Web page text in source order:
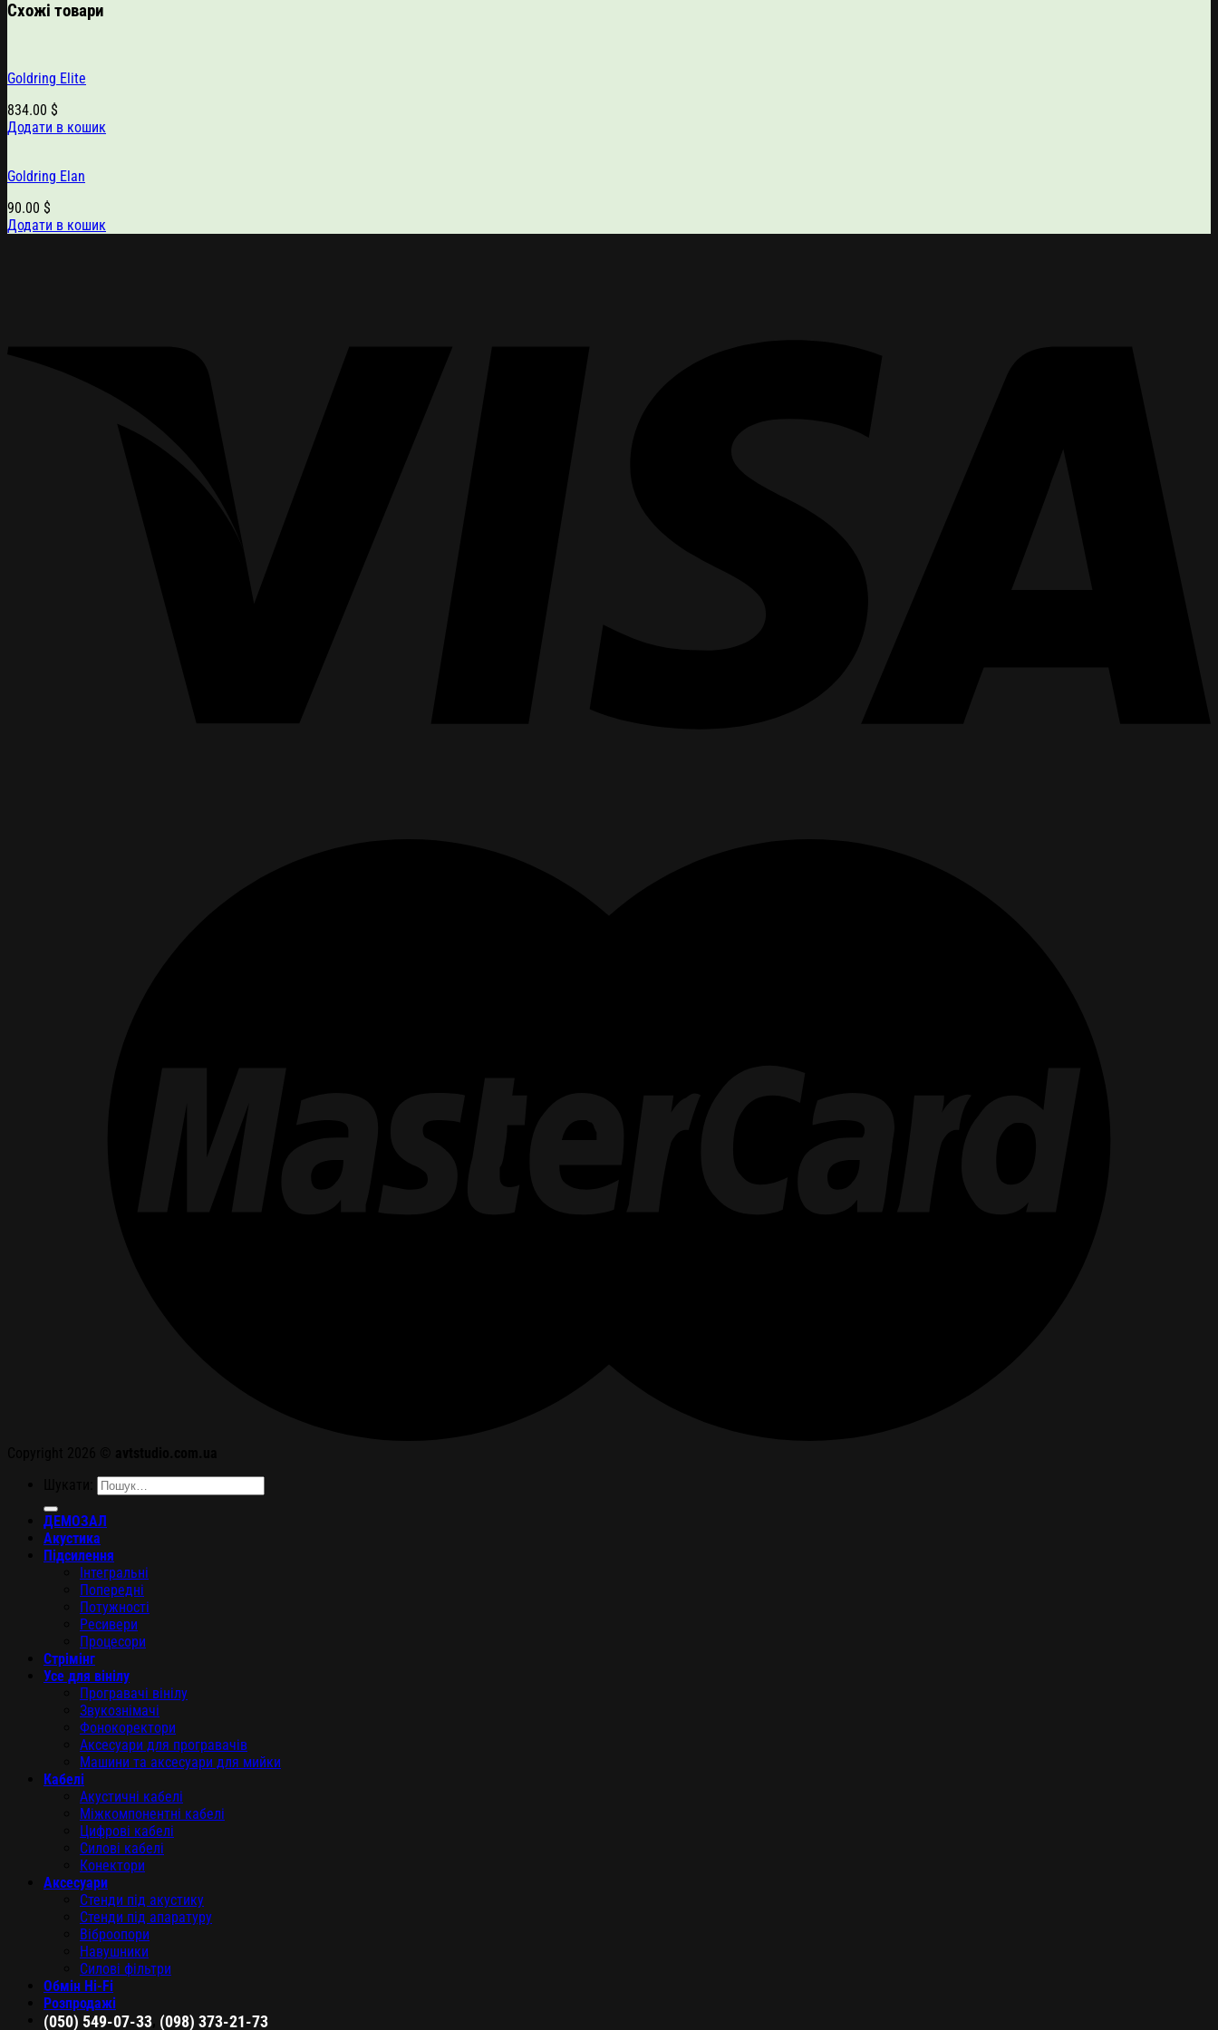
Схожі товари
Goldring Elite
834.00 $
Додати в кошик
Goldring Elan
90.00 $
Додати в кошик
ДЕМОЗАЛ
Акустика
Підсилення
Інтегральні
Попередні
Потужності
Ресивери
Процесори
Стрімінг
Усе для вінілу
Програвачі вінілу
Звукознімачі
Фонокоректори
Аксесуари для програвачів
Машини та аксесуари для мийки
Кабелі
Акустичні кабелі
Міжкомпонентні кабелі
Цифрові кабелі
Силові кабелі
Конектори
Аксесуари
Стенди під акустику
Стенди під апаратуру
Віброопори
Навушники
Силові фільтри
Обмін Hi-Fi
Розпродажі
(050) 549-07-33 (098) 373-21-73